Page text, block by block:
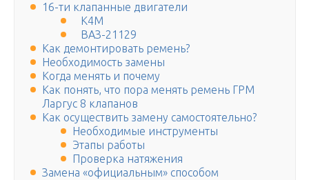
16-ти клапанные двигатели
К4М
ВАЗ-21129
Как демонтировать ремень?
Необходимость замены
Когда менять и почему
Как понять, что пора менять ремень ГРМ
Ларгус 8 клапанов
Как осуществить замену самостоятельно?
Необходимые инструменты
Этапы работы
Проверка натяжения
Замена «официальным» способом